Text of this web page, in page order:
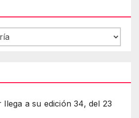
llega a su edición 34, del 23